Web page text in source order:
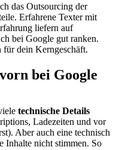
das Outsourcing der
Erfahrene Texter mit
liefern auf
bei Google gut ranken.
dein Kerngeschäft.
bei Google
technische Details
Ladezeiten und vor
Aber auch eine technisch
Inhalte nicht stimmen. So